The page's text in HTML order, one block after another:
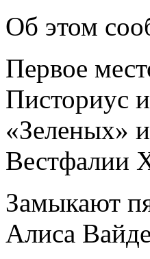
Об этом
Первое
Писториус
«Зеленых»
Вестфалии
Замыкают
Алиса